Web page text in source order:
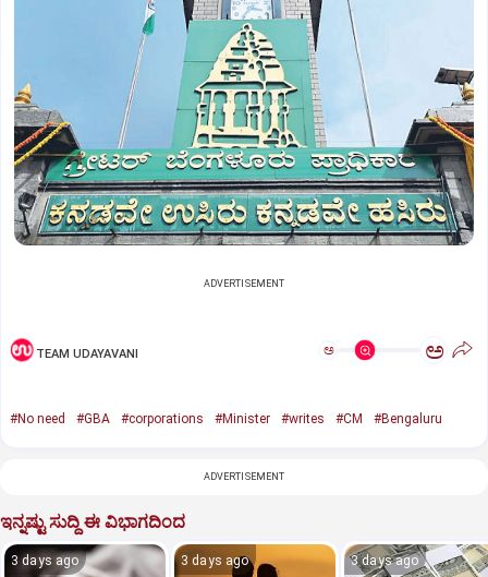
ADVERTISEMENT
TEAM UDAYAVANI ಅ ಅ
#No need #GBA #corporations #Minister #writes #CM #Bengaluru
ADVERTISEMENT
ಇನ್ನಷ್ಟು ಸುದ್ದಿ ಈ ವಿಭಾಗದಿಂದ
3 days ago 3 days ago 3 days ago